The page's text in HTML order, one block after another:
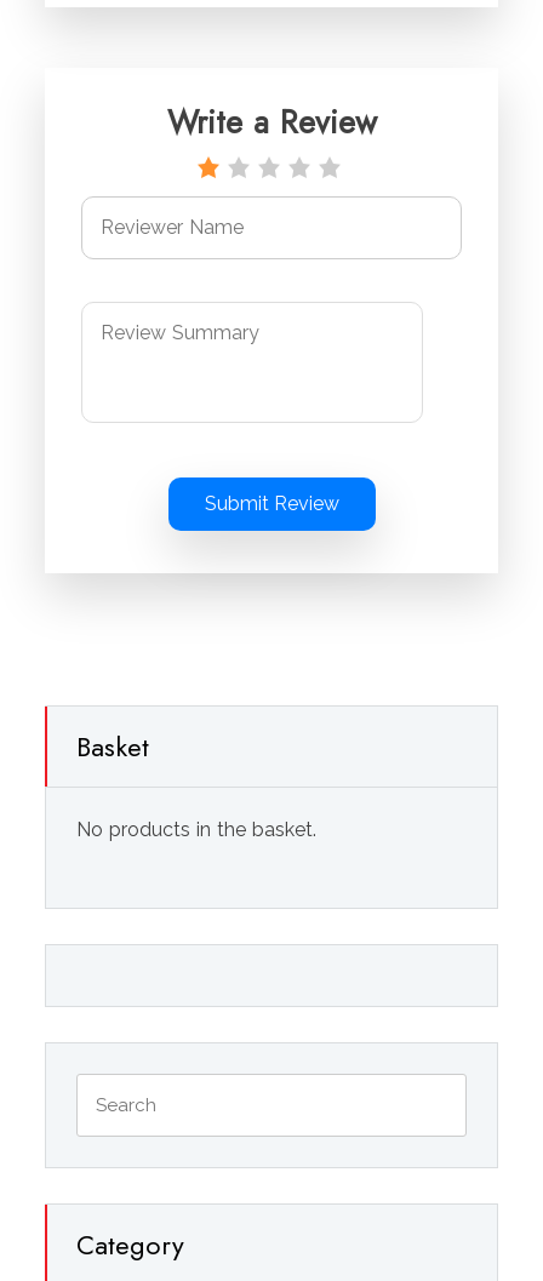
Write a Review
Submit Review
Basket
No products in the basket.
Category